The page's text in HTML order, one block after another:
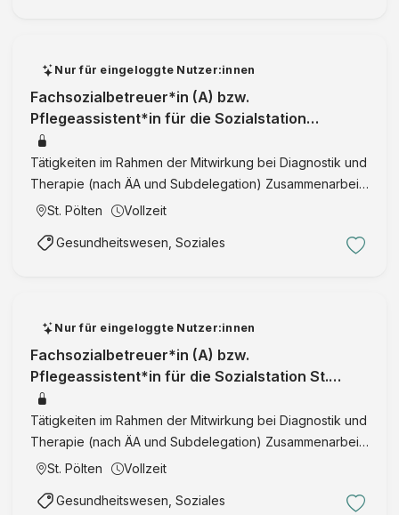
Nur für eingeloggte Nutzer:innen
Fachsozialbetreuer*in (A) bzw.
Pflegeassistent*in für die Sozialstation
Pottenbrunn
Tätigkeiten im Rahmen der Mitwirkung bei Diagnostik und
Therapie (nach ÄA und Subdelegation) Zusammenarbeit
im Team und Informationsweiterleitung Was wir erwarten:
(Alt …
St. Pölten Vollzeit
Gesundheitswesen, Soziales
Nur für eingeloggte Nutzer:innen
Fachsozialbetreuer*in (A) bzw.
Pflegeassistent*in für die Sozialstation St.
Pölten
Tätigkeiten im Rahmen der Mitwirkung bei Diagnostik und
Therapie (nach ÄA und Subdelegation) Zusammenarbeit
im Team und Informationsweiterleitung Was wir erwarten:
(Alt …
St. Pölten Vollzeit
Gesundheitswesen, Soziales